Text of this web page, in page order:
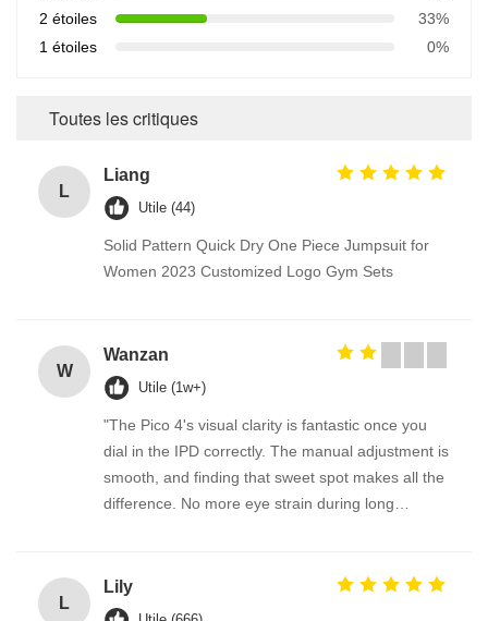
2 étoiles
33%
1 étoiles
0%
Toutes les critiques
L
Liang
Utile (44)
Solid Pattern Quick Dry One Piece Jumpsuit for
Women 2023 Customized Logo Gym Sets
W
Wanzan
Utile (1w+)
"The Pico 4's visual clarity is fantastic once you
dial in the IPD correctly. The manual adjustment is
smooth, and finding that sweet spot makes all the
difference. No more eye strain during long
fantastic once you dial in the IPD correctly. The
manual adjustment is smooth, and finding that
L
Lily